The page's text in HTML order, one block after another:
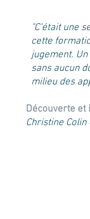
"C’était une
cette
jugement.
sans aucun
milieu des
Découverte et
Christine